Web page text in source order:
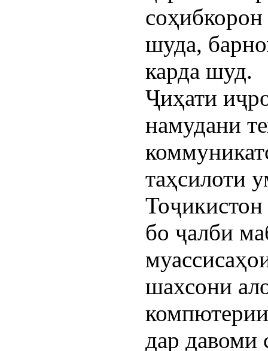
шуда,
карда шуд.
Ҷиҳати
намудани
таҳсилоти
бо ҷалби
шахсони
дар давоми